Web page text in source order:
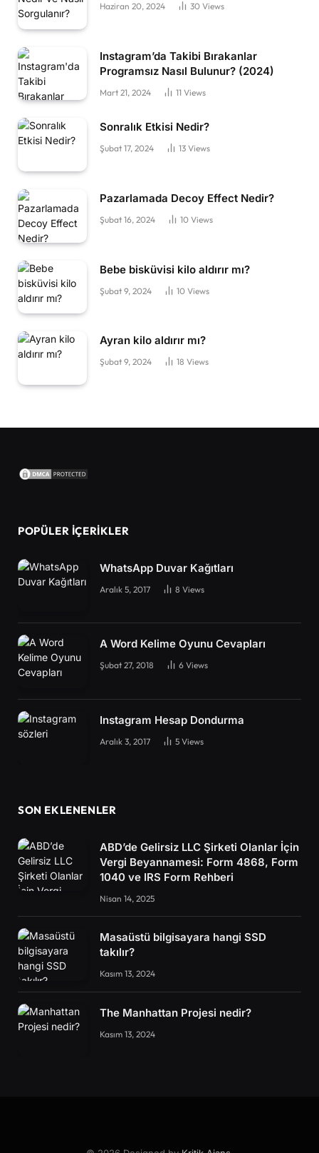
Haziran 20, 2024 30 Views
Instagram’da Takibi Bırakanlar
Programsız Nasıl Bulunur? (2024)
Mart 21, 2024 11 Views
Sonralık Etkisi Nedir?
Şubat 17, 2024 13 Views
Pazarlamada Decoy Effect Nedir?
Şubat 16, 2024 10 Views
Bebe bisküvisi kilo aldırır mı?
Şubat 9, 2024 10 Views
Ayran kilo aldırır mı?
Şubat 9, 2024 18 Views
POPÜLER İÇERIKLER
WhatsApp Duvar Kağıtları
Aralık 5, 2017 8 Views
A Word Kelime Oyunu Cevapları
Şubat 27, 2018 6 Views
Instagram Hesap Dondurma
Aralık 3, 2017 5 Views
SON EKLENENLER
ABD’de Gelirsiz LLC Şirketi Olanlar İçin
Vergi Beyannamesi: Form 4868, Form
1040 ve IRS Form Rehberi
Nisan 14, 2025
Masaüstü bilgisayara hangi SSD
takılır?
Kasım 13, 2024
The Manhattan Projesi nedir?
Kasım 13, 2024